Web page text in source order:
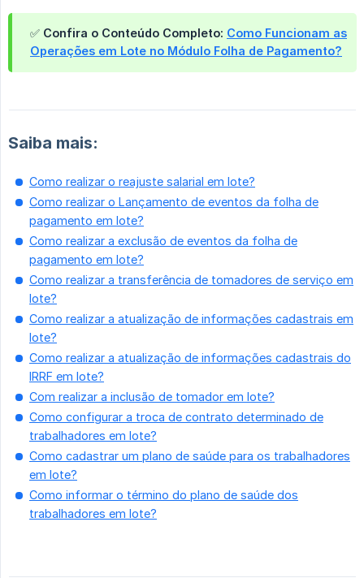
✅ Confira o Conteúdo Completo: Como Funcionam as
Operações em Lote no Módulo Folha de Pagamento?
Saiba mais:
Como realizar o reajuste salarial em lote?
Como realizar o Lançamento de eventos da folha de
pagamento em lote?
Como realizar a exclusão de eventos da folha de
pagamento em lote?
Como realizar a transferência de tomadores de serviço em
lote?
Como realizar a atualização de informações cadastrais em
lote?
Como realizar a atualização de informações cadastrais do
IRRF em lote?
Com realizar a inclusão de tomador em lote?
Como configurar a troca de contrato determinado de
trabalhadores em lote?
Como cadastrar um plano de saúde para os trabalhadores
em lote?
Como informar o término do plano de saúde dos
trabalhadores em lote?